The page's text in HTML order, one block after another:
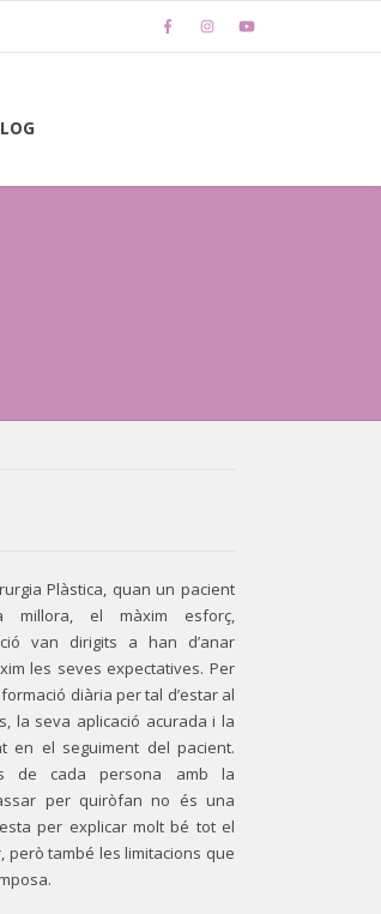
Plàstica, quan un pacient
millora, el màxim esforç,
van dirigits a han d’anar
les seves expectatives. Per
diària per tal d’estar al
la seva aplicació acurada i la
en el seguiment del pacient.
de cada persona amb la
per quiròfan no és una
per explicar molt bé tot el
però també les limitacions que